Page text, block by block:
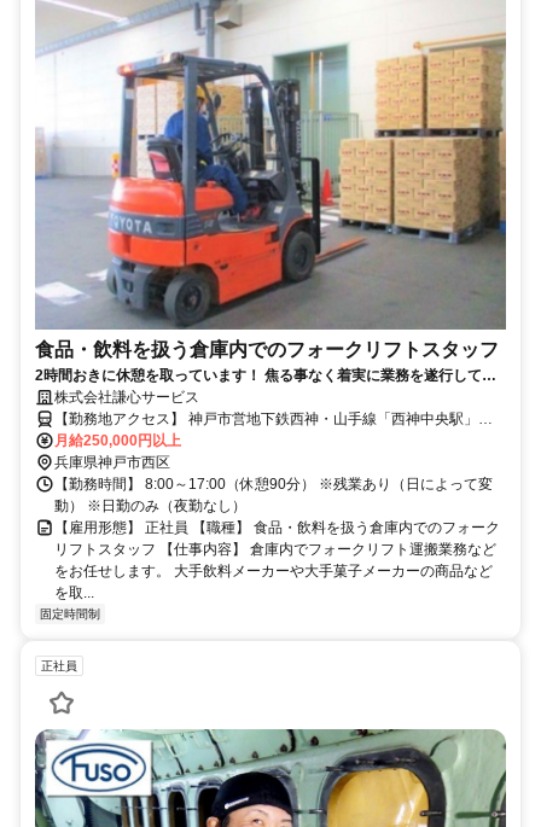
食品・飲料を扱う倉庫内でのフォークリフトスタッフ
2時間おきに休憩を取っています！ 焦る事なく着実に業務を遂行してく
ださい。 30・40代活躍中！ 資格がない方でもご応募OK！資格取得支援
あり♪
株式会社謙心サービス
【勤務地アクセス】 神戸市営地下鉄西神・山手線「西神中央駅」か
ら車で10分程度 JR神戸線「西明石駅」から車で21分程度 〇車・バイ
ク通勤OK（無料駐車場あり）
月給250,000円以上
兵庫県神戸市西区
【勤務時間】 8:00～17:00（休憩90分） ※残業あり（日によって変
動） ※日勤のみ（夜勤なし）
【雇用形態】 正社員 【職種】 食品・飲料を扱う倉庫内でのフォーク
リフトスタッフ 【仕事内容】 倉庫内でフォークリフト運搬業務など
をお任せします。 大手飲料メーカーや大手菓子メーカーの商品など
を取...
固定時間制
正社員